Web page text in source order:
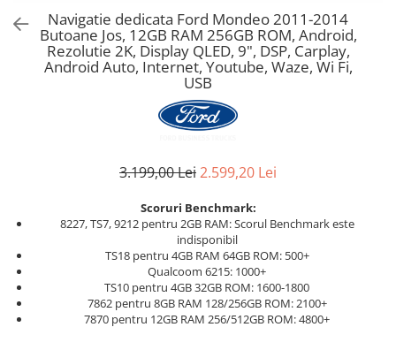
Navigatie dedicata Ford Mondeo 2011-2014
Butoane Jos, 12GB RAM 256GB ROM, Android,
Rezolutie 2K, Display QLED, 9", DSP, Carplay,
Android Auto, Internet, Youtube, Waze, Wi Fi,
USB
3.199,00 Lei2.599,20 Lei
Scoruri Benchmark:
8227, TS7, 9212 pentru 2GB RAM: Scorul Benchmark este
indisponibil
TS18 pentru 4GB RAM 64GB ROM: 500+
Qualcoom 6215: 1000+
TS10 pentru 4GB 32GB ROM: 1600-1800
7862 pentru 8GB RAM 128/256GB ROM: 2100+
7870 pentru 12GB RAM 256/512GB ROM: 4800+